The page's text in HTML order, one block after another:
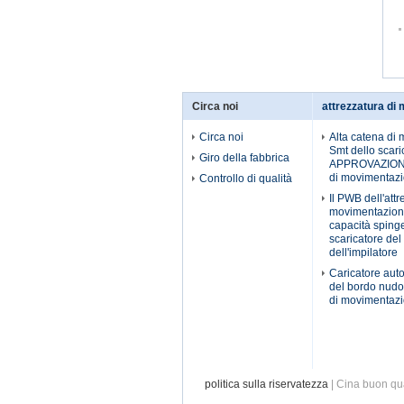
Circa noi
Circa noi
Giro della fabbrica
Controllo di qualità
attrezzatura di
Alta catena di
Smt dello
di
Il PWB
capacità
scaricatore
dell'impilatore
Caricatore
del bordo
di
politica sulla riservatezza| Cina buon